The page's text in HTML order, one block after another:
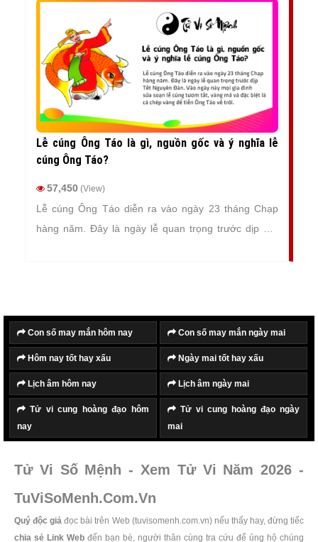
Lễ cúng Ông Táo là gì, nguồn gốc và ý nghĩa lễ
cúng Ông Táo?
57,450 (View)
Lễ cúng Ông Táo diễn ra vào ngày 23 tháng Chạp
hàng năm. Đây là ngày lễ quan trọng trước dịp Tết
Con số may mắn hôm nay Con số may mắn ngày mai
Hôm nay tốt hay xấu Ngày mai tốt hay xấu
Lịch âm hôm nay Lịch âm ngày mai
Tử vi cung hoàng đạo hôm
nay
Tử vi cung hoàng đạo ngày
mai
Tử Vi Số Mệnh - Xem Tử Vi Năm 2026 -
TuViSoMenh.Com.Vn
Quý độc giả đọc bài trên Web (tuvisomenh.com.vn) nếu thấy hay, đừng tiếc
chia sẻ Link Web đến bạn bè, người thân cùng tra cứu để ủng hộ chúng